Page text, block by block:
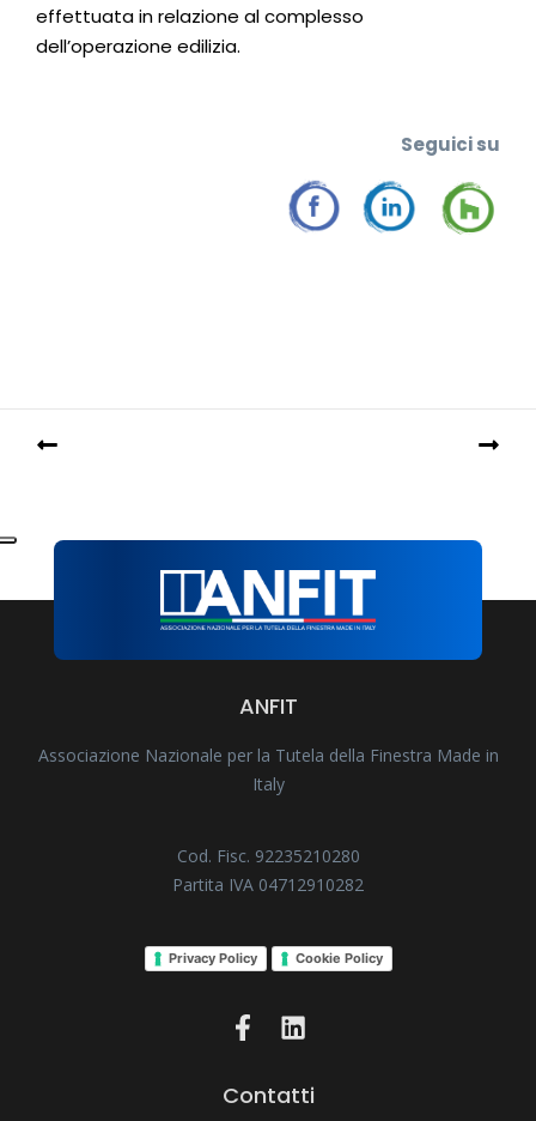
effettuata in relazione al complesso
dell’operazione edilizia.
Seguici su
ANFIT
Associazione Nazionale per la Tutela della Finestra Made in
Italy
Cod. Fisc. 92235210280
Partita IVA 04712910282
Privacy Policy Cookie Policy
Contatti